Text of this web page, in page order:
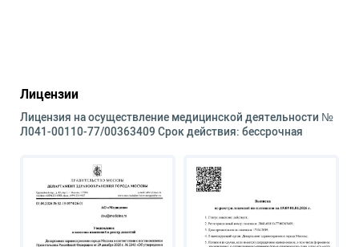
Лицензии
Лицензия на осуществление медицинской деятельности №
Л041-00110-77/00363409 Срок действия: бессрочная